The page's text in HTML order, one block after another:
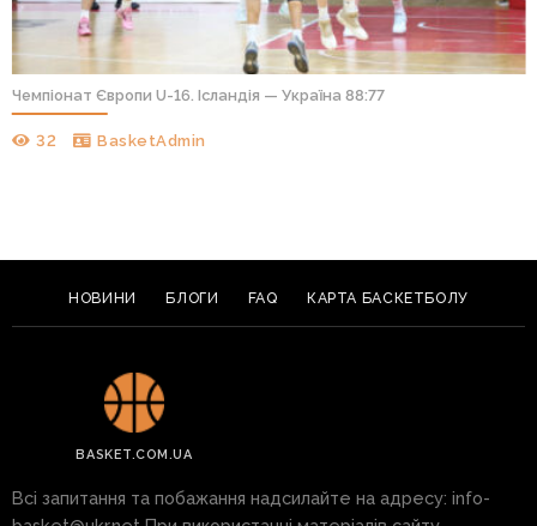
Чемпіонат Європи U-16. Ісландія — Україна 88:77
32 BasketAdmin
НОВИНИ БЛОГИ FAQ КАРТА БАСКЕТБОЛУ
BASKET.COM.UA
Всі запитання та побажання надсилайте на адресу: info-